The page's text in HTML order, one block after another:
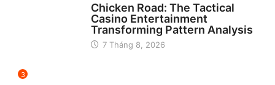
Chicken Road: The Tactical
Casino Entertainment
Transforming Pattern Analysis
7 Tháng 8, 2026
3